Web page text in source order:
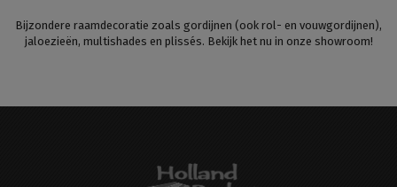
Bijzondere raamdecoratie zoals gordijnen (ook rol- en vouwgordijnen),
jaloezieën, multishades en plissés. Bekijk het nu in onze showroom!